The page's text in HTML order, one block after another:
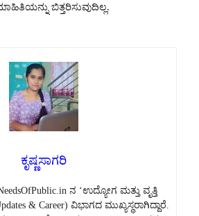
ಬಿತ್ತರಿಸುವುದಿಲ್ಲ.
ಕೃಷ್ಣಸಾಗರಿ
ನ ‘ಉದ್ಯೋಗ ಮತ್ತು ವೃತ್ತಿ
& Career) ವಿಭಾಗದ ಮುಖ್ಯಸ್ಥರಾಗಿದ್ದಾರೆ.